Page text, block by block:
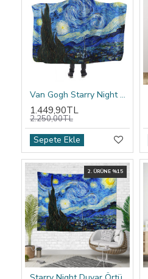
Van Gogh Starry Night Kapşonlu Battaniye
1.449,90TL
2.250,00TL
Sepete Ekle
2. ÜRÜNE %15